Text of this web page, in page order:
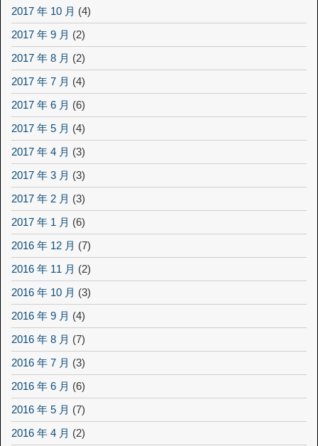
2017 年 10 月 (4)
2017 年 9 月 (2)
2017 年 8 月 (2)
2017 年 7 月 (4)
2017 年 6 月 (6)
2017 年 5 月 (4)
2017 年 4 月 (3)
2017 年 3 月 (3)
2017 年 2 月 (3)
2017 年 1 月 (6)
2016 年 12 月 (7)
2016 年 11 月 (2)
2016 年 10 月 (3)
2016 年 9 月 (4)
2016 年 8 月 (7)
2016 年 7 月 (3)
2016 年 6 月 (6)
2016 年 5 月 (7)
2016 年 4 月 (2)